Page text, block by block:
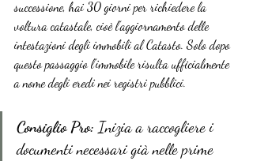
successione, hai 30 giorni per richiedere la
voltura catastale, cioè l’aggiornamento delle
intestazioni degli immobili al Catasto. Solo dopo
questo passaggio l’immobile risulta ufficialmente
a nome degli eredi nei registri pubblici.
Consiglio Pro: Inizia a raccogliere i
documenti necessari già nelle prime